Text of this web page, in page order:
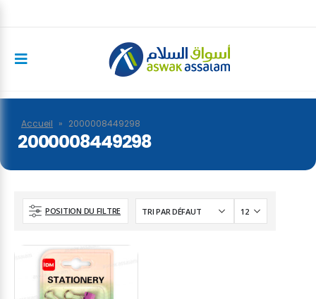
Accueil » 2000008449298
2000008449298
POSITION DU FILTRE